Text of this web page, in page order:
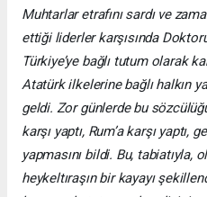
Muhtarlar etrafını sardı ve
ettiği liderler karşısında
Türkiye’ye bağlı tutum olarak
Atatürk ilkelerine bağlı halkın
geldi. Zor günlerde bu
karşı yaptı, Rum’a karşı yaptı,
yapmasını bildi. Bu, tabiatıyla,
heykeltıraşın bir kayayı